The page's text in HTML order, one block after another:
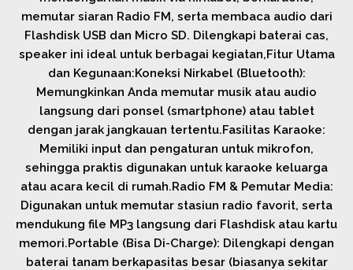
memutar siaran Radio FM, serta membaca audio dari
Flashdisk USB dan Micro SD. Dilengkapi baterai cas,
speaker ini ideal untuk berbagai kegiatan,Fitur Utama
dan Kegunaan:Koneksi Nirkabel (Bluetooth):
Memungkinkan Anda memutar musik atau audio
langsung dari ponsel (smartphone) atau tablet
dengan jarak jangkauan tertentu.Fasilitas Karaoke:
Memiliki input dan pengaturan untuk mikrofon,
sehingga praktis digunakan untuk karaoke keluarga
atau acara kecil di rumah.Radio FM & Pemutar Media:
Digunakan untuk memutar stasiun radio favorit, serta
mendukung file MP3 langsung dari Flashdisk atau kartu
memori.Portable (Bisa Di-Charge): Dilengkapi dengan
baterai tanam berkapasitas besar (biasanya sekitar